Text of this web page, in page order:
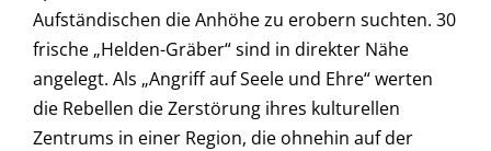
Aufständischen die Anhöhe zu erobern suchten. 30
frische „Helden-Gräber“ sind in direkter Nähe
angelegt. Als „Angriff auf Seele und Ehre“ werten
die Rebellen die Zerstörung ihres kulturellen
Zentrums in einer Region, die ohnehin auf der